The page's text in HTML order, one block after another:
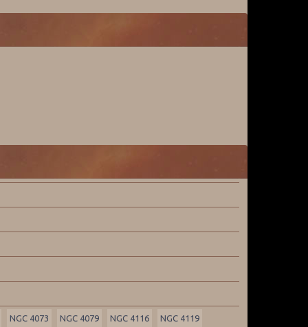
NGC 4073 NGC 4079 NGC 4116 NGC 4119